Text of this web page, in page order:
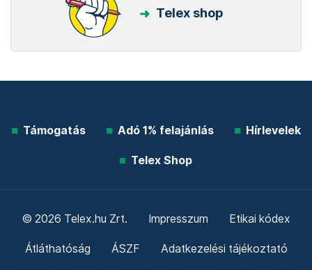
Telex shop
Támogatás Adó 1% felajánlás Hírlevelek
Telex Shop
© 2026 Telex.hu Zrt. Impresszum Etikai kódex
Átláthatóság ÁSZF Adatkezelési tájékoztató